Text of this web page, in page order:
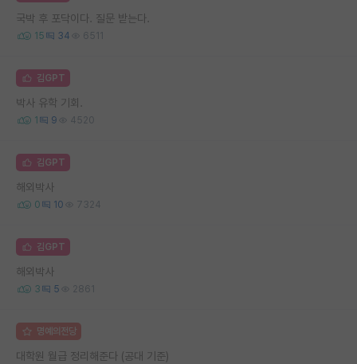
국박 후 포닥이다. 질문 받는다.
15 34 6511
김GPT
박사 유학 기회.
1 9 4520
김GPT
해외박사
0 10 7324
김GPT
해외박사
3 5 2861
명예의전당
대학원 월급 정리해준다 (공대 기준)